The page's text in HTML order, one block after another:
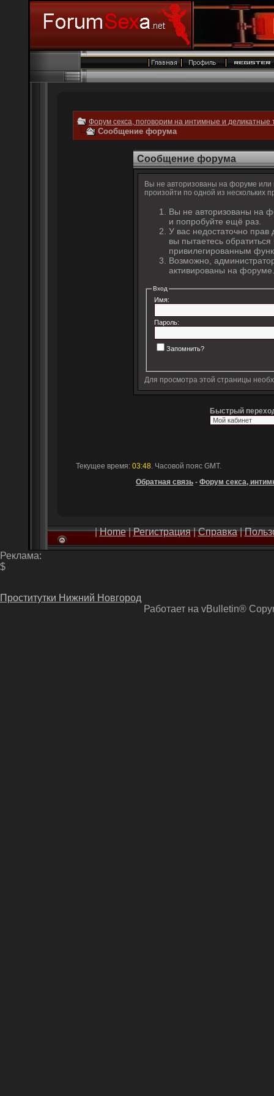
Форум секса, поговорим на интимные и деликатные
Сообщение форума
Сообщение форума
Вы не авторизованы на форуме или
произойти по одной из нескольких
Вы не авторизованы на
и попробуйте ещё раз.
У вас недостаточно
вы пытаетесь
привилегированным
Возможно,
активированы на форуме.
Вход
Имя:
Пароль:
Запомнить?
Для просмотра этой страницы
Быстрый
Текущее время: 03:48. Часовой пояс GMT.
Обратная связь - Форум секса,
|Home|Регистрация|Справка|
Реклама:
$
Проститутки Нижний Новгород
Работает на vBulletin®